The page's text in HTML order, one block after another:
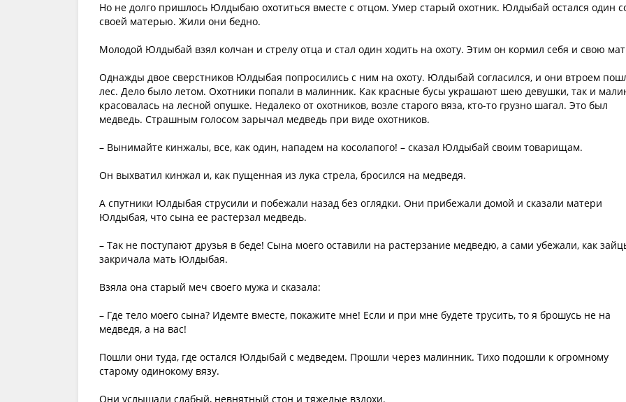
Но не долго пришлось Юлдыбаю охотиться вместе с отцом. Умер старый охотник. Юлдыбай остался один
своей матерью. Жили они бедно.
Молодой Юлдыбай взял колчан и стрелу отца и стал один ходить на охоту. Этим он кормил себя и свою
Однажды двое сверстников Юлдыбая попросились с ним на охоту. Юлдыбай согласился, и они втроем
лес. Дело было летом. Охотники попали в малинник. Как красные бусы украшают шею девушки, так и
красовалась на лесной опушке. Недалеко от охотников, возле старого вяза, кто-то грузно шагал. Это был
медведь. Страшным голосом зарычал медведь при виде охотников.
– Вынимайте кинжалы, все, как один, нападем на косолапого! – сказал Юлдыбай своим товарищам.
Он выхватил кинжал и, как пущенная из лука стрела, бросился на медведя.
А спутники Юлдыбая струсили и побежали назад без оглядки. Они прибежали домой и сказали матери
Юлдыбая, что сына ее растерзал медведь.
– Так не поступают друзья в беде! Сына моего оставили на растерзание медведю, а сами убежали, как
закричала мать Юлдыбая.
Взяла она старый меч своего мужа и сказала:
– Где тело моего сына? Идемте вместе, покажите мне! Если и при мне будете трусить, то я брошусь не на
медведя, а на вас!
Пошли они туда, где остался Юлдыбай с медведем. Прошли через малинник. Тихо подошли к огромному
старому одинокому вязу.
Они услышали слабый, невнятный стон и тяжелые вздохи.